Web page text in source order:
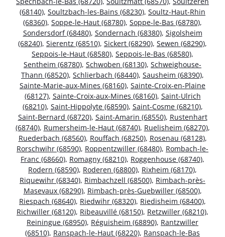
(68140), Soultzbach-les-Bains (68230), Soultz-Haut-Rhin
(68360), Soppe-le-Haut (68780), Soppe-le-Bas (68780),
Sondersdorf (68480), Sondernach (68380), Sigolsheim
(68240), Sierentz (68510), Sickert (68290), Sewen (68290),
Seppois-le-Haut (68580), Seppois-le-Bas (68580),
Sentheim (68780), Schwoben (68130), Schweighouse-
Thann (68520), Schlierbach (68440), Sausheim (68390),
Sainte-Marie-aux-Mines (68160), Sainte-Croix-en-Plaine
(68127), Sainte-Croix-aux-Mines (68160), Saint-Ulrich
(68210), Saint-Hippolyte (68590), Saint-Cosme (68210),
Saint-Bernard (68720), Saint-Amarin (68550), Rustenhart
(68740), Rumersheim-le-Haut (68740), Ruelisheim (68270),
Ruederbach (68560), Rouffach (68250), Rosenau (68128),
Rorschwihr (68590), Roppentzwiller (68480), Rombach-le-
Franc (68660), Romagny (68210), Roggenhouse (68740),
Rodern (68590), Roderen (68800), Rixheim (68170),
Riquewihr (68340), Rimbachzell (68500), Rimbach-près-
Masevaux (68290), Rimbach-près-Guebwiller (68500),
Riespach (68640), Riedwihr (68320), Riedisheim (68400),
Richwiller (68120), Ribeauvillé (68150), Retzwiller (68210),
Reiningue (68950), Réguisheim (68890), Rantzwiller
(68510), Ranspach-le-Haut (68220), Ranspach-le-Bas